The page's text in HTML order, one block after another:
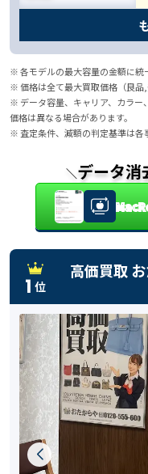
※ 各モデルの最大容量の金額に統
※ 価格は全て最大買取価格（良品,
※ データ容量、キャリア、カラー
価格は異なる場合があります。
※ 査定条件、減額の判定基準は各
＼データ消
1 位
高価買取